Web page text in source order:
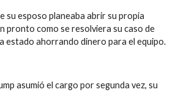
su esposo planeaba abrir su propia
pronto como se resolviera su caso de
estado ahorrando dinero para el equipo.
asumió el cargo por segunda vez, su